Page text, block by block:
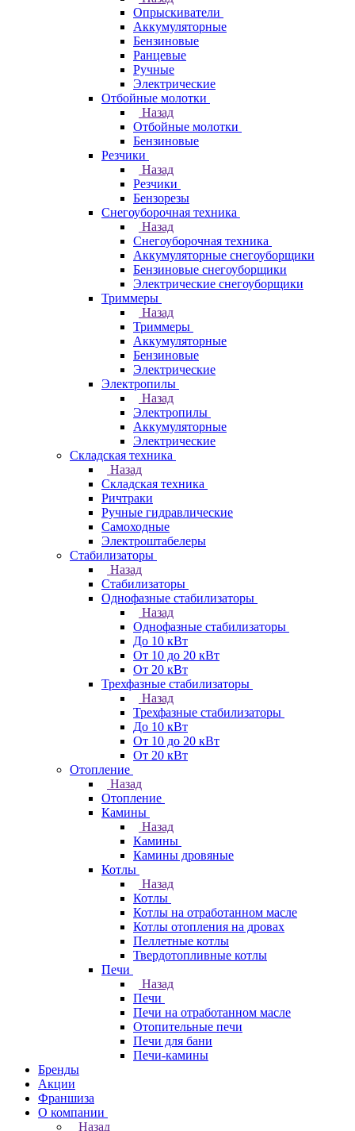
Опрыскиватели
Аккумуляторные
Бензиновые
Ранцевые
Ручные
Электрические
Отбойные молотки
Назад
Отбойные молотки
Бензиновые
Резчики
Назад
Резчики
Бензорезы
Снегоуборочная техника
Назад
Снегоуборочная техника
Аккумуляторные снегоуборщики
Бензиновые снегоуборщики
Электрические снегоуборщики
Триммеры
Назад
Триммеры
Аккумуляторные
Бензиновые
Электрические
Электропилы
Назад
Электропилы
Аккумуляторные
Электрические
Складская техника
Назад
Складская техника
Ричтраки
Ручные гидравлические
Самоходные
Электроштабелеры
Стабилизаторы
Назад
Стабилизаторы
Однофазные стабилизаторы
Назад
Однофазные стабилизаторы
До 10 кВт
От 10 до 20 кВт
От 20 кВт
Трехфазные стабилизаторы
Назад
Трехфазные стабилизаторы
До 10 кВт
От 10 до 20 кВт
От 20 кВт
Отопление
Назад
Отопление
Камины
Назад
Камины
Камины дровяные
Котлы
Назад
Котлы
Котлы на отработанном масле
Котлы отопления на дровах
Пеллетные котлы
Твердотопливные котлы
Печи
Назад
Печи
Печи на отработанном масле
Отопительные печи
Печи для бани
Печи-камины
Бренды
Акции
Франшиза
О компании
Назад